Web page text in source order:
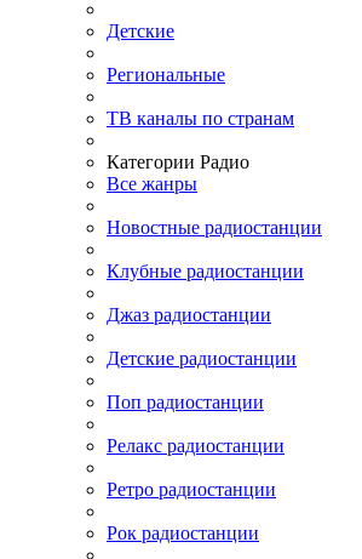
Детские
Региональные
ТВ каналы по странам
Категории Радио
Все жанры
Новостные радиостанции
Клубные радиостанции
Джаз радиостанции
Детские радиостанции
Поп радиостанции
Релакс радиостанции
Ретро радиостанции
Рок радиостанции